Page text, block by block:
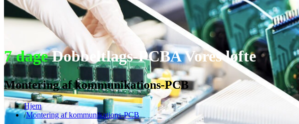
7 dageDobbeltlags-PCBA Vores løfte
Montering af kommunikations-PCB
Hjem
Montering af kommunikations-PCB